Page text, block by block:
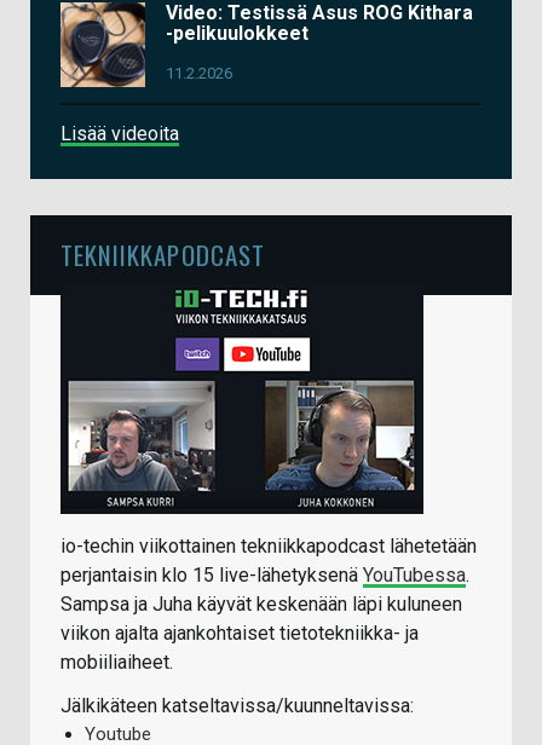
Video: Testissä Asus ROG Kithara
-pelikuulokkeet
11.2.2026
Lisää videoita
TEKNIIKKAPODCAST
io-techin viikottainen tekniikkapodcast lähetetään
perjantaisin klo 15 live-lähetyksenä YouTubessa.
Sampsa ja Juha käyvät keskenään läpi kuluneen
viikon ajalta ajankohtaiset tietotekniikka- ja
mobiiliaiheet.
Jälkikäteen katseltavissa/kuunneltavissa:
Youtube